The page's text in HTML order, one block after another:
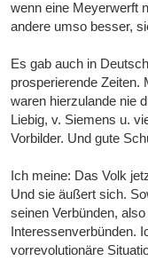
wenn eine Meyerwerft
andere umso besser,
Es gab auch in
prosperierende Zeiten.
waren hierzulande nie
Liebig, v. Siemens u.
Vorbilder. Und gute
Ich meine: Das Volk
Und sie äußert sich.
seinen Verbünden,
Interessenverbünden.
vorrevolutionäre